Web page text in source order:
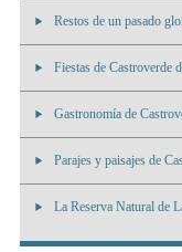
Restos de un pasado
Fiestas de Castroverde
Gastronomía de
Parajes y paisajes de
La Reserva Natural de